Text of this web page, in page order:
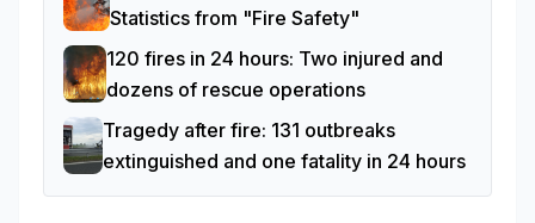
Statistics from "Fire Safety"
120 fires in 24 hours: Two injured and
dozens of rescue operations
Tragedy after fire: 131 outbreaks
extinguished and one fatality in 24 hours